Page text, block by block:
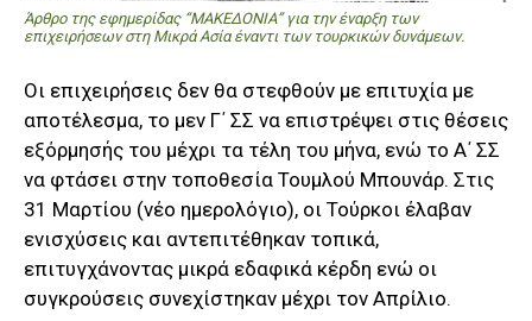
Άρθρο της εφημερίδας “ΜΑΚΕΔΟΝΙΑ” για την έναρξη των
επιχειρήσεων στη Μικρά Ασία έναντι των τουρκικών δυνάμεων.
Οι επιχειρήσεις δεν θα στεφθούν με επιτυχία με
αποτέλεσμα, το μεν Γ΄ ΣΣ να επιστρέψει στις θέσεις
εξόρμησής του μέχρι τα τέλη του μήνα, ενώ το Α΄ ΣΣ
να φτάσει στην τοποθεσία Τουμλού Μπουνάρ. Στις
31 Μαρτίου (νέο ημερολόγιο), οι Τούρκοι έλαβαν
ενισχύσεις και αντεπιτέθηκαν τοπικά,
επιτυγχάνοντας μικρά εδαφικά κέρδη ενώ οι
συγκρούσεις συνεχίστηκαν μέχρι τον Απρίλιο.